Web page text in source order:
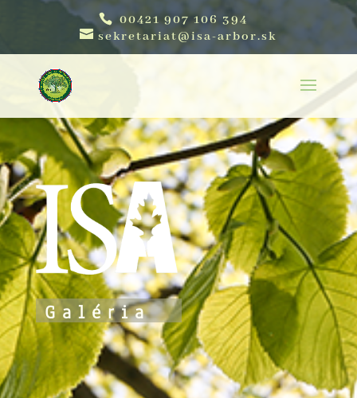
00421 907 106 394
sekretariat@isa-arbor.sk
Galéria